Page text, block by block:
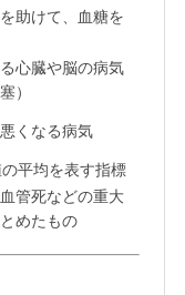
助けて、血糖を
心臓や脳の病気
）
くなる病気
平均を表す指標
管死などの重大
めたもの